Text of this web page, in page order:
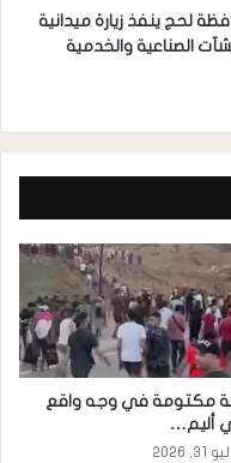
لحج ينفذ زيارة ميدانية
الصناعية والخدمية
مكتومة في وجه واقع
أليم…
31, 2026